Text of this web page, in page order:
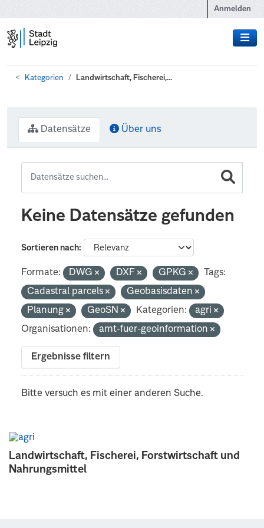
Anmelden
Kategorien Landwirtschaft, Fischerei,...
Landwirtschaft, Fischerei, Forstwirtschaft und
Nahrungsmittel
Datensätze Über uns
Keine Datensätze gefunden
Sortieren nach
Formate: DWG DXF GPKG
Tags:
Cadastral parcels
Geobasisdaten
Planung
GeoSN Kategorien:
agri
Organisationen:
amt-fuer-geoinformation
Ergebnisse filtern
Bitte versuch es mit einer anderen Suche.